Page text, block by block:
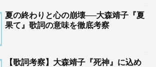
夏の終わりと心の崩壊──大森靖子『夏
果て』歌詞の意味を徹底考察
【歌詞考察】大森靖子『死神』に込め